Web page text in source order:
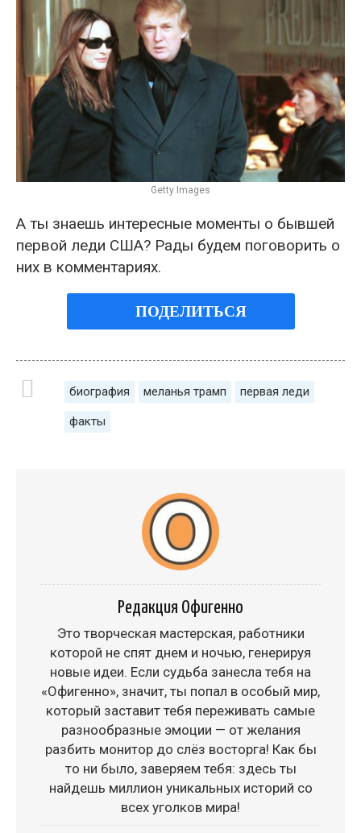
Getty Images
А ты знаешь интересные моменты о бывшей
первой леди США? Рады будем поговорить о
них в комментариях.
ПОДЕЛИТЬСЯ
биография меланья трамп первая леди
факты
Редакция Офигенно
Это творческая мастерская, работники
которой не спят днем и ночью, генерируя
новые идеи. Если судьба занесла тебя на
«Офигенно», значит, ты попал в особый мир,
который заставит тебя переживать самые
разнообразные эмоции — от желания
разбить монитор до слёз восторга! Как бы
то ни было, заверяем тебя: здесь ты
найдешь миллион уникальных историй со
всех уголков мира!